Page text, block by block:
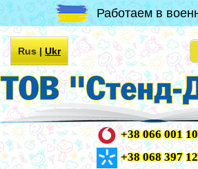
Работаем в
Rus|Ukr
+38 066 001
+38 068 397